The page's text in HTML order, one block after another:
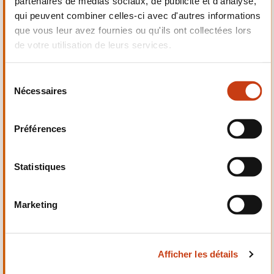
qui peuvent combiner celles-ci avec d'autres informations
que vous leur avez fournies ou qu'ils ont collectées lors
de votre utilisation de leurs services.
Nécessaires
Préférences
Statistiques
Marketing
Afficher les détails
Electrotechnique,
Automatismes